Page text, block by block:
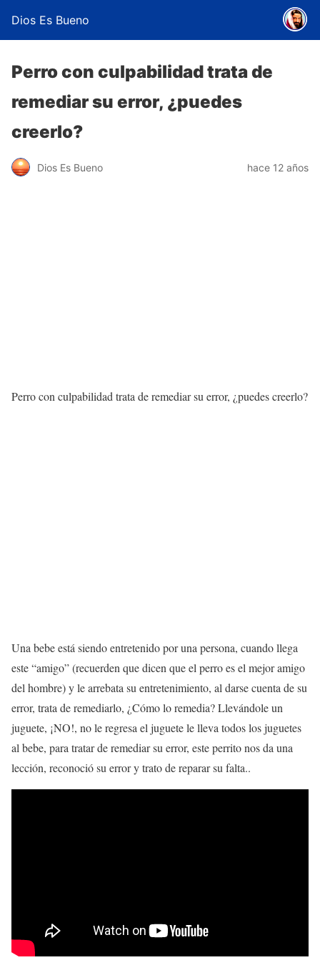
Dios Es Bueno
Perro con culpabilidad trata de
remediar su error, ¿puedes
creerlo?
Dios Es Bueno hace 12 años
Perro con culpabilidad trata de remediar su error, ¿puedes creerlo?
Una bebe está siendo entretenido por una persona, cuando llega
este “amigo” (recuerden que dicen que el perro es el mejor amigo
del hombre) y le arrebata su entretenimiento, al darse cuenta de su
error, trata de remediarlo, ¿Cómo lo remedia? Llevándole un
juguete, ¡NO!, no le regresa el juguete le lleva todos los juguetes
al bebe, para tratar de remediar su error, este perrito nos da una
lección, reconoció su error y trato de reparar su falta..